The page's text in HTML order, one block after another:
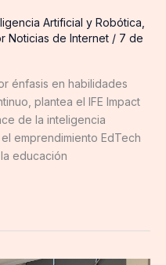
Artificial y Robótica
Noticias de Internet / 7 de
énfasis en habilidades
plantea el IFE Impact
de la inteligencia
emprendimiento EdTech
educación